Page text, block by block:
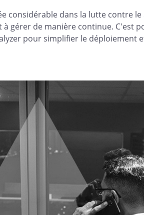
considérable dans la lutte contre
gérer de manière continue. C'est
pour simplifier le déploiement